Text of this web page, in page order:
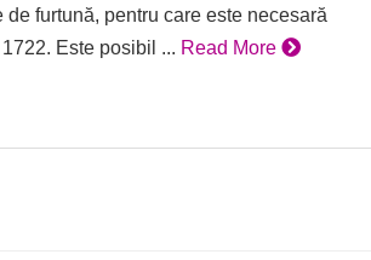
furtună, pentru care este necesară
Este posibil ... Read More